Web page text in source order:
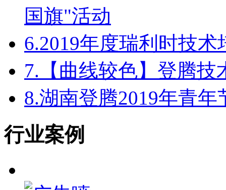
国旗"活动
6.2019年度瑞利时技
7. 【曲线较色】登腾
8.湖南登腾2019年青
行业案例